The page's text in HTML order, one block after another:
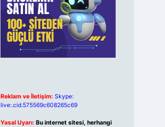
Reklam ve İletişim: Skype:
live:.cid.575569c608265c69
Yasal Uyarı: Bu internet sitesi, herhangi